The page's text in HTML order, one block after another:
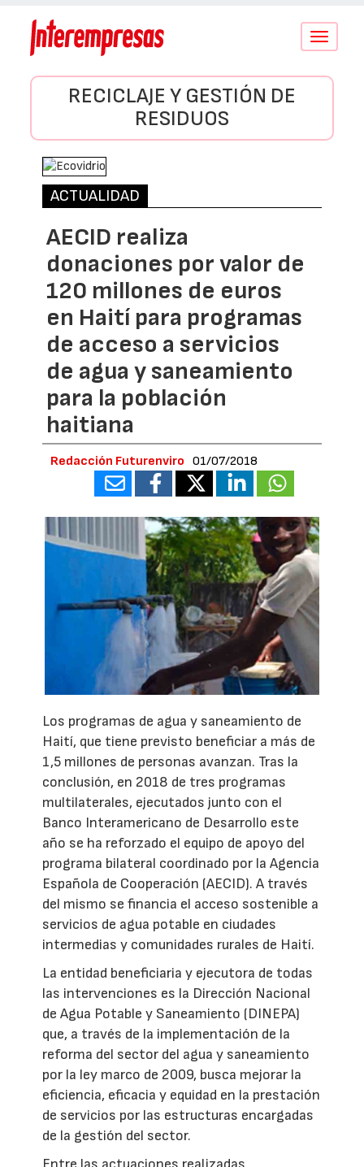
Conmutar
RECICLAJE Y GESTIÓN DE
RESIDUOS
ACTUALIDAD
AECID realiza
donaciones por valor de
120 millones de euros
en Haití para programas
de acceso a servicios
de agua y saneamiento
para la población
haitiana
Redacción Futurenviro 01/07/2018
Los programas de agua y saneamiento de
Haití, que tiene previsto beneficiar a más de
1,5 millones de personas avanzan. Tras la
conclusión, en 2018 de tres programas
multilaterales, ejecutados junto con el
Banco Interamericano de Desarrollo este
año se ha reforzado el equipo de apoyo del
programa bilateral coordinado por la Agencia
Española de Cooperación (AECID). A través
del mismo se financia el acceso sostenible a
servicios de agua potable en ciudades
intermedias y comunidades rurales de Haití.
La entidad beneficiaria y ejecutora de todas
las intervenciones es la Dirección Nacional
de Agua Potable y Saneamiento (DINEPA)
que, a través de la implementación de la
reforma del sector del agua y saneamiento
por la ley marco de 2009, busca mejorar la
eficiencia, eficacia y equidad en la prestación
de servicios por las estructuras encargadas
de la gestión del sector.